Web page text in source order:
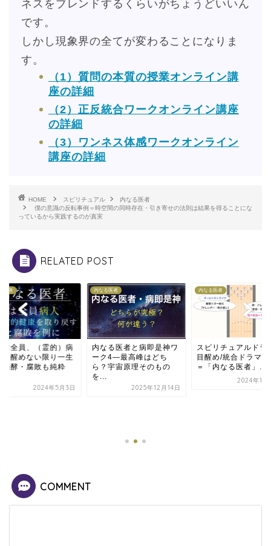
ネスをブレンドするくらいがちょうどいいん
です。
しかし現象界の全てが変わることになりま
す。
（1）質問の本質の授業オンライン講
座の詳細
（2）正反統合ワークオンライン講座
の詳細
（3）ワンネス体感ワークオンライン
講座の詳細
HOME スピリチュアル
内なる医者
僕の意識の反転事例＝時空間の同時存在・引き寄せの法則は結果を得ることにな
っているから実践するのが真実
RELATED POST
医者
は全員、（霊的）病
目醒めない限り一生
発酵・腐敗も純粋
2024年5月3日
内なる医者
内なる医者と病即是神ワ
ーク4—最高峰はどち
ら？宇宙原理そのもの
を...
2025年12月14日
内なる医者
スピリチュアルドラ
目醒め/統合ドラマ
＝「内なる医者」...
2024年11
COMMENT